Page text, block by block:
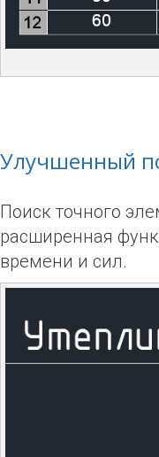
Улучшенный
Поиск точного
расширенная
времени и сил.